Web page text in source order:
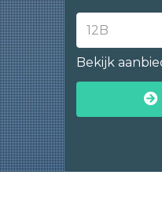
Bekijk